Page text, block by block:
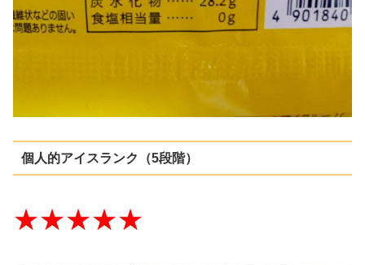
個人的アイスランク（5段階）
★★★★★